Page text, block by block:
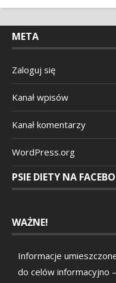
META
Zaloguj się
Kanał wpisów
Kanał komentarzy
WordPress.org
PSIE DIETY NA
WAŻNE!
Informacje
do celów informacyjno